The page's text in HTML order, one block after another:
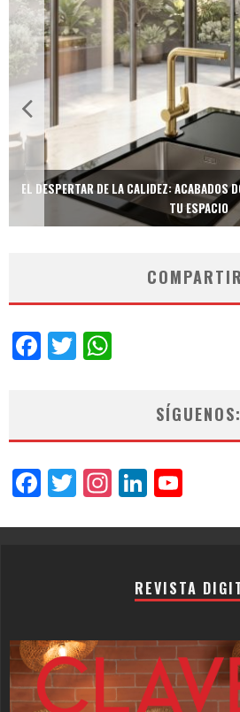
EL DESPERTAR DE LA CALIDEZ: ACABADOS
TU ESPACIO
Facebook
Twitter
SÍGUENOS:
Facebook
Twitter
Instagram
REVISTA